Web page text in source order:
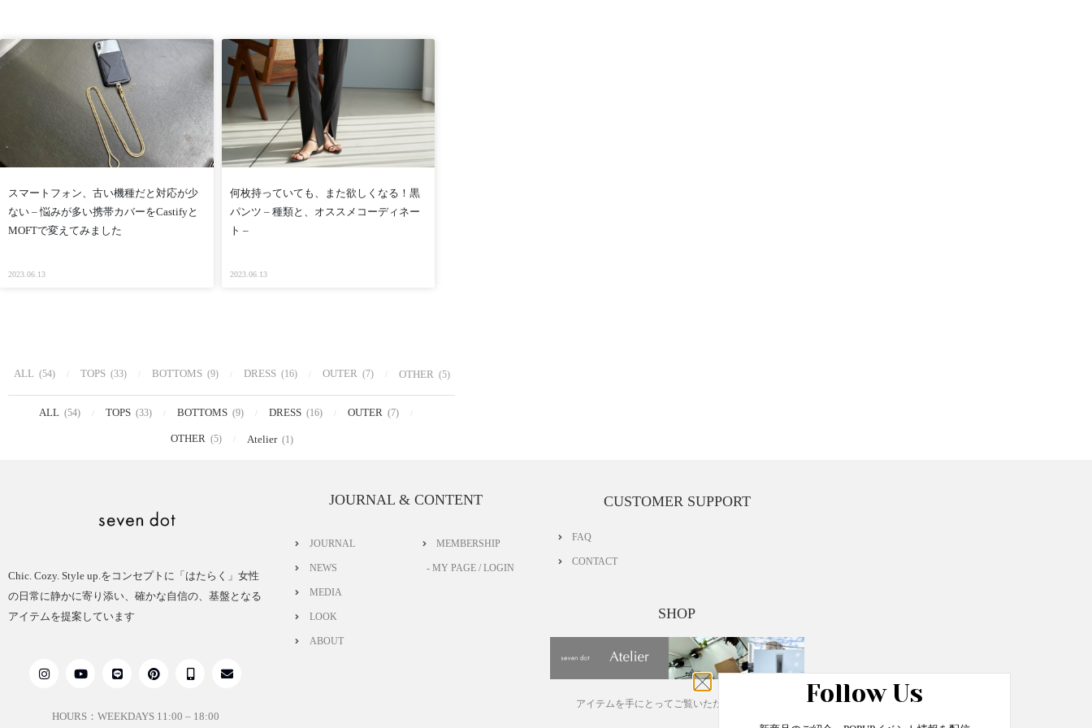
スマートフォン、古い機種だと対応が少
ない – 悩みが多い携帯カバーをCastifyと
MOFTで変えてみました
2023.06.13
何枚持っていても、また欲しくなる！黒
パンツ – 種類と、オススメコーディネー
ト –
2023.06.13
ALL (54) TOPS (33) BOTTOMS (9) DRESS (16) OUTER (7) OTHER (5)
ALL (54) TOPS (33) BOTTOMS (9) DRESS (16) OUTER (7)
OTHER (5) Atelier (1)
Chic. Cozy. Style up.をコンセプトに「はたらく」女性
の日常に静かに寄り添い、確かな自信の、基盤となる
アイテムを提案しています
HOURS：WEEKDAYS 11:00 – 18:00
JOURNAL & CONTENT
JOURNAL
NEWS
MEDIA
LOOK
ABOUT
MEMBERSHIP
- MY PAGE / LOGIN
CUSTOMER SUPPORT
FAQ
CONTACT
SHOP
アイテムを手にとってご覧いただける予約制店舗 Follow Us